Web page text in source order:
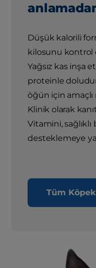
Düşük kalorili
kilosunu kontrol
Yağsız kas inşa
proteinle
öğün için amaçlı
Klinik olarak
Vitamini, sağlıklı
desteklemeye
Tüm Köpek